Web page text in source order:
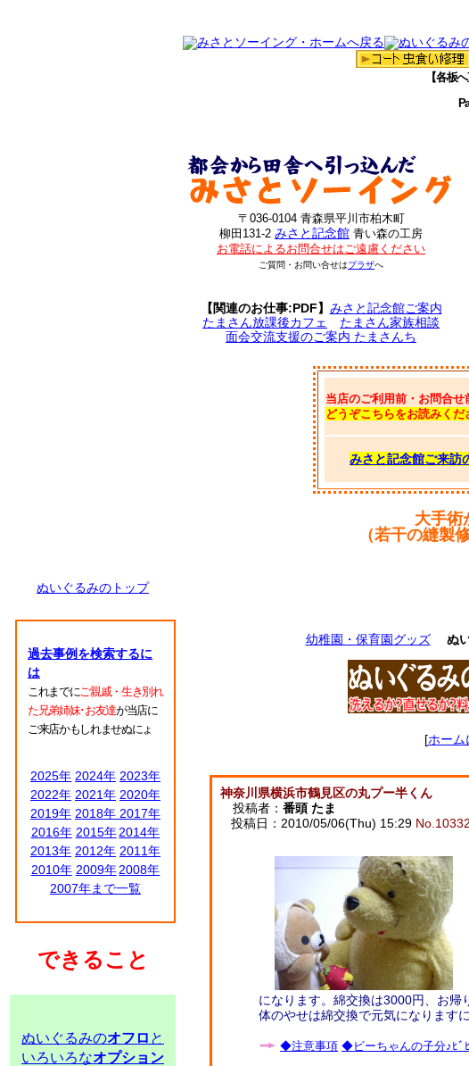
【各板へ
〒036-0104 青森県平川市柏木町
柳田131-2 みさと記念館 青い森の工房
お電話によるお問合せはご遠慮ください
ご質問・お問い合せはプラザへ
【関連のお仕事:PDF】 みさと記念館ご案内
たまさん放課後カフェ
たまさん家族相談
面会交流支援のご案内 たまさんち
当店のご利用前・お問合せ
どうぞこちらをお読みくだ
みさと記念館ご来訪
大手術
（若干の縫製
ぬいぐるみのトップ
過去事例を検索するに
は
これまでにご親戚・生き別れ
た兄弟姉妹･お友達が当店に
ご来店かもしれませぬにょ
2025年 2024年 2023年
2022年 2021年 2020年
2019年 2018年 2017年
2016年 2015年 2014年
2013年 2012年 2011年
2010年 2009年 2008年
2007年まで一覧
できること
ぬいぐるみのオフロ と
いろいろなオプション
幼稚園・保育園グッズ
ぬ
[ホーム
神奈川県横浜市鶴見区の丸プー半くん
投稿者： 番頭 たま
投稿日：2010/05/06(Thu) 15:29
になります。綿交換は3000円、お帰
体のやせは綿交換で元気になります
◆注意事項 ◆ビーちゃんの子分♪ﾋﾞ